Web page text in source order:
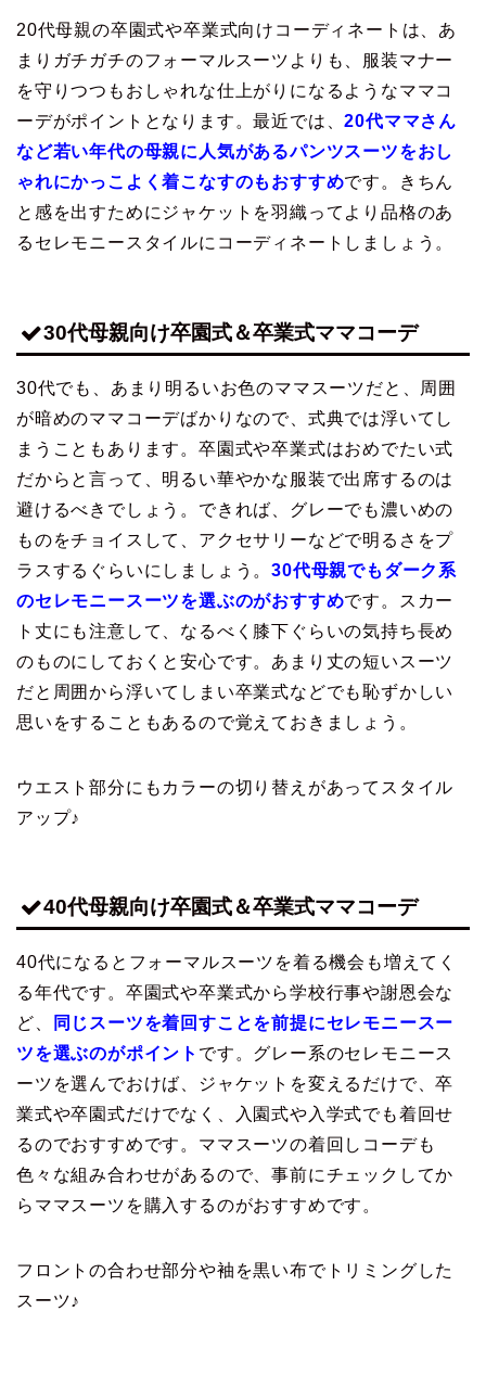
20代母親の卒園式や卒業式向けコーディネートは、あ
まりガチガチのフォーマルスーツよりも、服装マナー
を守りつつもおしゃれな仕上がりになるようなママコ
ーデがポイントとなります。最近では、20代ママさん
など若い年代の母親に人気があるパンツスーツをおし
ゃれにかっこよく着こなすのもおすすめです。きちん
と感を出すためにジャケットを羽織ってより品格のあ
るセレモニースタイルにコーディネートしましょう。
30代母親向け卒園式＆卒業式ママコーデ
30代でも、あまり明るいお色のママスーツだと、周囲
が暗めのママコーデばかりなので、式典では浮いてし
まうこともあります。卒園式や卒業式はおめでたい式
だからと言って、明るい華やかな服装で出席するのは
避けるべきでしょう。できれば、グレーでも濃いめの
ものをチョイスして、アクセサリーなどで明るさをプ
ラスするぐらいにしましょう。30代母親でもダーク系
のセレモニースーツを選ぶのがおすすめです。スカー
ト丈にも注意して、なるべく膝下ぐらいの気持ち長め
のものにしておくと安心です。あまり丈の短いスーツ
だと周囲から浮いてしまい卒業式などでも恥ずかしい
思いをすることもあるので覚えておきましょう。
ウエスト部分にもカラーの切り替えがあってスタイル
アップ♪
40代母親向け卒園式＆卒業式ママコーデ
40代になるとフォーマルスーツを着る機会も増えてく
る年代です。卒園式や卒業式から学校行事や謝恩会な
ど、
同じスーツを着回すことを前提にセレモニースー
ツを選ぶのがポイント です。グレー系のセレモニース
ーツを選んでおけば、ジャケットを変えるだけで、卒
業式や卒園式だけでなく、入園式や入学式でも着回せ
るのでおすすめです。ママスーツの着回しコーデも
色々な組み合わせがあるので、事前にチェックしてか
らママスーツを購入するのがおすすめです。
フロントの合わせ部分や袖を黒い布でトリミングした
スーツ♪